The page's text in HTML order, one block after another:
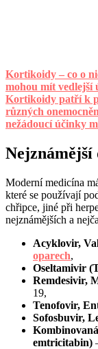
Kortikoidy – co o
mohou mít vedlejší
Kortikoidy patří k
různých
nežádoucí účinky
Moderní medicína
které se používají
chřipce, jiné při
nejznámějších a
Acyklovir,
oparech,
Oseltamivir
Remdesivir,
19,
Tenofovir,
Sofosbuvir,
emtricitabin)